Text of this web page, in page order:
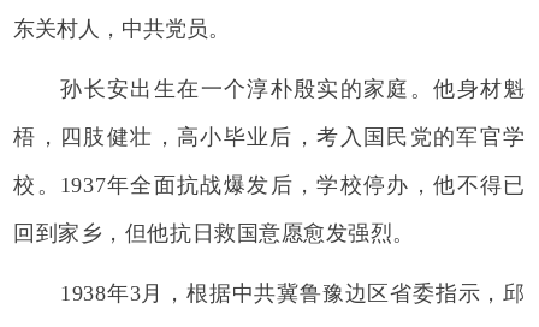
东关村人，中共党员。
孙长安出生在一个淳朴殷实的家庭。他身材魁
梧，四肢健壮，高小毕业后，考入国民党的军官学
校。1937年全面抗战爆发后，学校停办，他不得已
回到家乡，但他抗日救国意愿愈发强烈。
1938年3月，根据中共冀鲁豫边区省委指示，邱